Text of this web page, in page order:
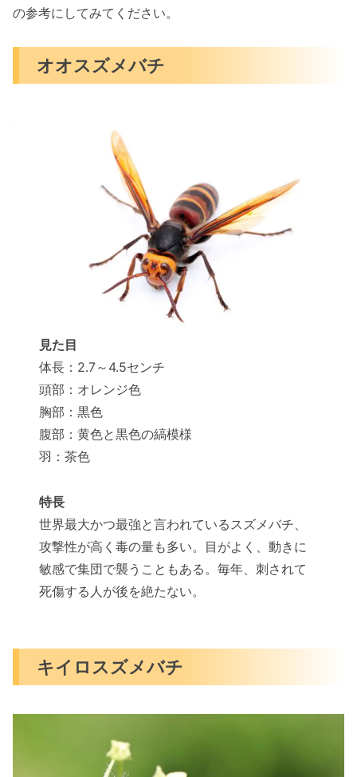
の参考にしてみてください。
オオスズメバチ
見た目
体長：2.7～4.5センチ
頭部：オレンジ色
胸部：黒色
腹部：黄色と黒色の縞模様
羽：茶色
特長
世界最大かつ最強と言われているスズメバチ、
攻撃性が高く毒の量も多い。目がよく、動きに
敏感で集団で襲うこともある。毎年、刺されて
死傷する人が後を絶たない。
キイロスズメバチ